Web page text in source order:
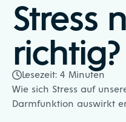
Stress
richtig?
Lesezeit: 4 Minuten
Wie sich Stress auf
Darmfunktion auswirkt